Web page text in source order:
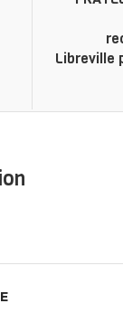
Libreville